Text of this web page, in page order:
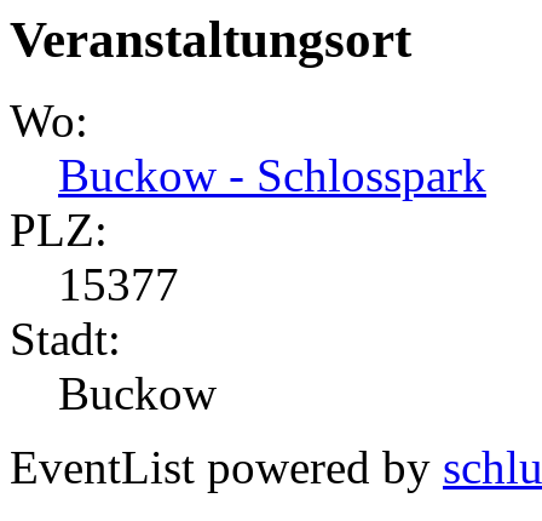
Veranstaltungsort
Wo:
Buckow - Schlosspark
PLZ:
15377
Stadt:
Buckow
EventList powered by